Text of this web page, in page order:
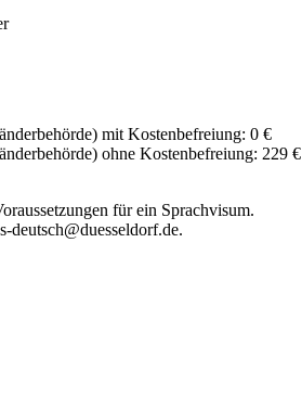
mit Kostenbefreiung: 0 €
ohne Kostenbefreiung: 229 €
für ein Sprachvisum.
deutsch@duesseldorf.de.